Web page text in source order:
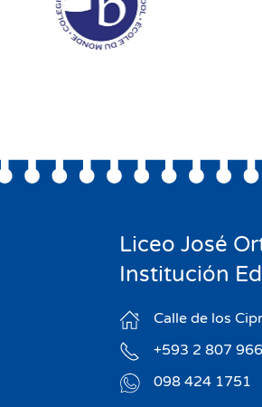
Liceo José
Institución
Calle de los
+593 2 807 966
098 424 1751